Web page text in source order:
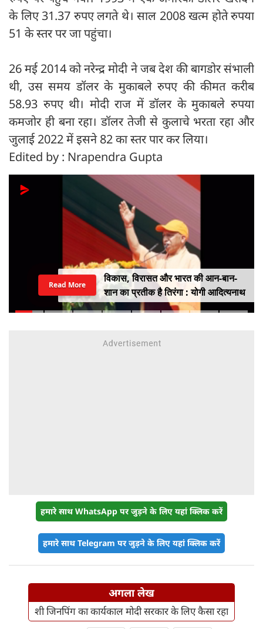
के लिए 31.37 रुपए लगते थे। साल 2008 खत्म होते रुपया
51 के स्तर पर जा पहुंचा।
26 मई 2014 को नरेन्द्र मोदी ने जब देश की बागडोर संभाली
थी, उस समय डॉलर के मुकाबले रुपए की कीमत करीब
58.93 रुपए थी। मोदी राज में डॉलर के मुकाबले रुपया
कमजोर ही बना रहा। डॉलर तेजी से कुलाचे भरता रहा और
जुलाई 2022 में इसने 82 का स्तर पार कर लिया।
Edited by : Nrapendra Gupta
विकास, विरासत और भारत की आन-बान-
शान का प्रतीक है तिरंगा : योगी आदित्यनाथ
Read More
हमारे साथ WhatsApp पर जुड़ने के लिए यहां क्लिक करें
हमारे साथ Telegram पर जुड़ने के लिए यहां क्लिक करें
अगला लेख
शी जिनपिंग का कार्यकाल मोदी सरकार के लिए कैसा रहा